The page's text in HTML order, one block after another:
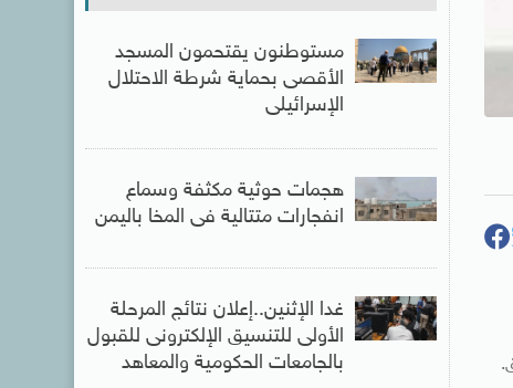
مستوطنون يقتحمون المسجد
الأقصى بحماية شرطة الاحتلال
الإسرائيلى
هجمات حوثية مكثفة وسماع
انفجارات متتالية فى المخا باليمن
غدا الإثنين..إعلان نتائج المرحلة
الأولى للتنسيق الإلكترونى للقبول
بالجامعات الحكومية والمعاهد